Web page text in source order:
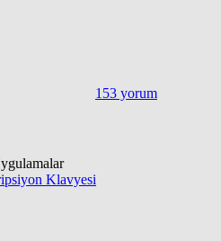
153 yorum